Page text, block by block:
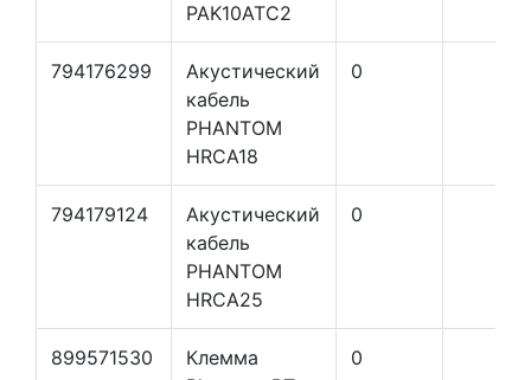
PAK10ATC2
794176299
Акустический
кабель
PHANTOM
HRCA18
0
794179124
Акустический
кабель
PHANTOM
HRCA25
0
899571530
Клемма
0